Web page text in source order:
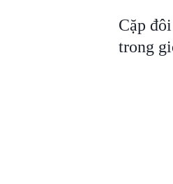
Cặp
trong